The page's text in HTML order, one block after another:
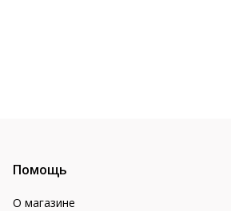
Помощь
О магазине